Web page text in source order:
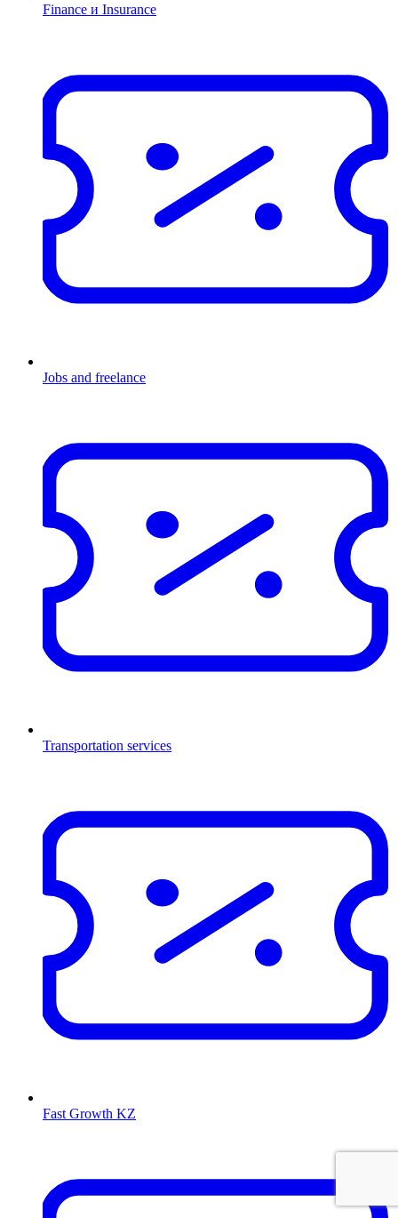
Finance и Insurance
Jobs and freelance
Transportation services
Fast Growth KZ